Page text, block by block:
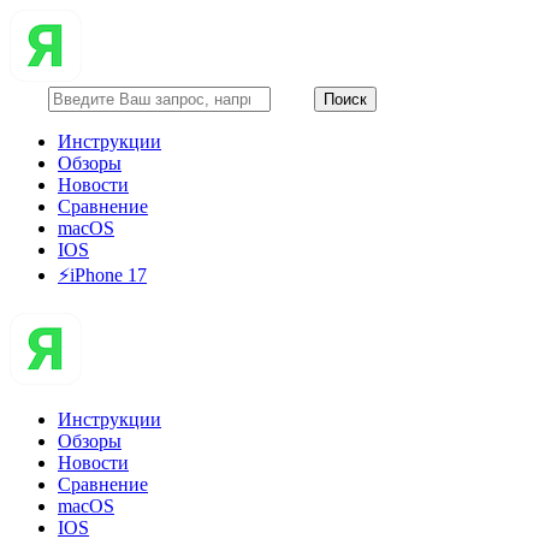
Инструкции
Обзоры
Новости
Сравнение
macOS
IOS
⚡️iPhone 17
Инструкции
Обзоры
Новости
Сравнение
macOS
IOS